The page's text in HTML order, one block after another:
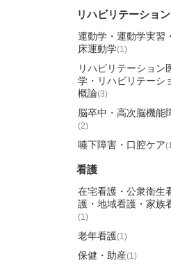
リハビリテーション
運動学・運動学実習
床運動学(1)
リハビリテーション
学・リハビリテーシ
概論(3)
脳卒中・高次脳機能
(2)
嚥下障害・口腔ケア
看護
在宅看護・公衆衛生
護・地域看護・家族
(1)
老年看護(1)
保健・助産(1)